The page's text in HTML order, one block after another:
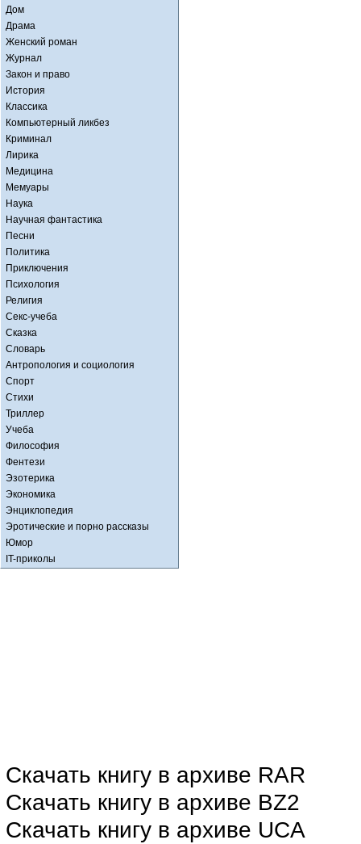
Дом
Драма
Женский роман
Журнал
Закон и право
История
Классика
Компьютерный ликбез
Криминал
Лирика
Медицина
Мемуары
Наука
Научная фантастика
Песни
Политика
Приключения
Психология
Религия
Секс-учеба
Сказка
Словарь
Антропология и социология
Спорт
Стихи
Триллер
Учеба
Философия
Фентези
Эзотерика
Экономика
Энциклопедия
Эротические и порно рассказы
Юмор
IT-приколы
Скачать книгу в архиве RAR
Скачать книгу в архиве BZ2
Скачать книгу в архиве UCA